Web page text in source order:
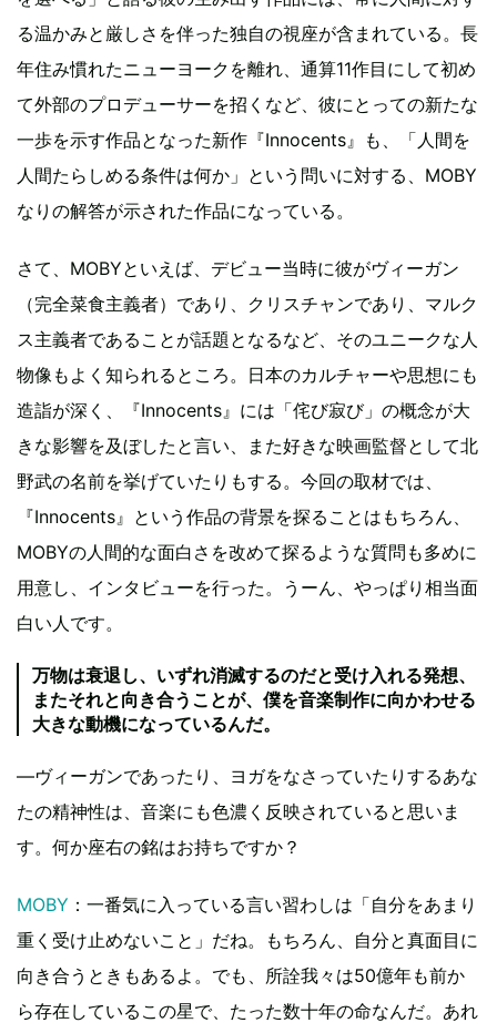
る温かみと厳しさを伴った独自の視座が含まれている。長
年住み慣れたニューヨークを離れ、通算11作目にして初め
て外部のプロデューサーを招くなど、彼にとっての新たな
一歩を示す作品となった新作『Innocents』も、「人間を
人間たらしめる条件は何か」という問いに対する、MOBY
なりの解答が示された作品になっている。
さて、MOBYといえば、デビュー当時に彼がヴィーガン
（完全菜食主義者）であり、クリスチャンであり、マルク
ス主義者であることが話題となるなど、そのユニークな人
物像もよく知られるところ。日本のカルチャーや思想にも
造詣が深く、『Innocents』には「侘び寂び」の概念が大
きな影響を及ぼしたと言い、また好きな映画監督として北
野武の名前を挙げていたりもする。今回の取材では、
『Innocents』という作品の背景を探ることはもちろん、
MOBYの人間的な面白さを改めて探るような質問も多めに
用意し、インタビューを行った。うーん、やっぱり相当面
白い人です。
万物は衰退し、いずれ消滅するのだと受け入れる発想、
またそれと向き合うことが、僕を音楽制作に向かわせる
大きな動機になっているんだ。
―ヴィーガンであったり、ヨガをなさっていたりするあな
たの精神性は、音楽にも色濃く反映されていると思いま
す。何か座右の銘はお持ちですか？
MOBY ：一番気に入っている言い習わしは「自分をあまり
重く受け止めないこと」だね。もちろん、自分と真面目に
向き合うときもあるよ。でも、所詮我々は50億年も前か
ら存在しているこの星で、たった数十年の命なんだ。あれ